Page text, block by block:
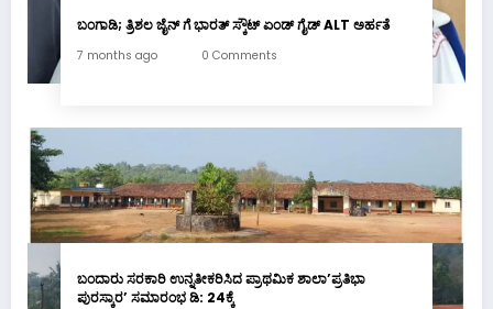
ಬಂಗಾಡಿ; ತ್ರಿಶಲ ಜೈನ್ ಗೆ ಭಾರತ್ ಸ್ಕೌಟ್ ಏಂಡ್ ಗೈಡ್ ALT ಅರ್ಹತೆ
7 months ago 0 Comments
ಬಂದಾರು ಸರಕಾರಿ ಉನ್ನತೀಕರಿಸಿದ ಪ್ರಾಥಮಿಕ ಶಾಲಾ’ಪ್ರತಿಭಾ
ಪುರಸ್ಕಾರ’ ಸಮಾರಂಭ ಡಿ: 24ಕ್ಕೆ